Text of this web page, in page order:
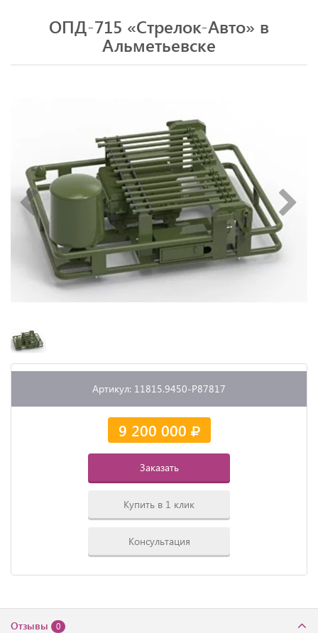
ОПД-715 «Стрелок-Авто» в
Альметьевске
Артикул: 11815.9450-P87817
9 200 000
Заказать
Купить в 1 клик
Консультация
Отзывы 0